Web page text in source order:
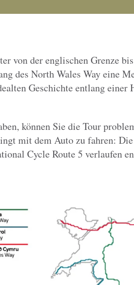
von der englischen Grenze
des North Wales Way eine
Geschichte entlang einer
können Sie die Tour
mit dem Auto zu fahren:
Cycle Route 5 verlaufen